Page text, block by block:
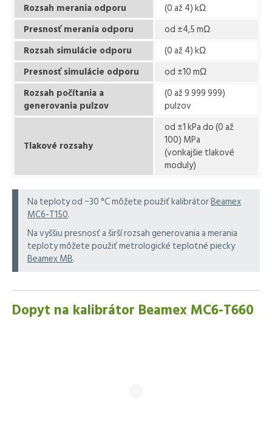
Rozsah merania odporu
(0 až 4) kΩ
Presnosť merania odporu
od ±4,5 mΩ
Rozsah simulácie odporu
(0 až 4) kΩ
Presnosť simulácie odporu
od ±10 mΩ
Rozsah počítania a
generovania pulzov
(0 až 9 999 999)
pulzov
Tlakové rozsahy
od ±1 kPa do (0 až
100) MPa
(vonkajšie tlakové
moduly)
Na teploty od −30 °C môžete použiť kalibrátorBeamex
MC6-T150.
Na vyššiu presnosť a širší rozsah generovania a merania
teploty môžete použiť metrologické teplotné piecky
Beamex MB.
Dopyt na kalibrátor Beamex MC6-T660